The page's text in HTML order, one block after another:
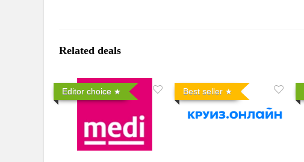
Related deals
Editor choice Best seller